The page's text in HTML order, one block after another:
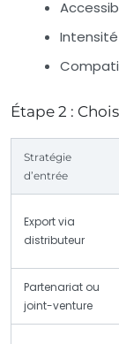
Étape 2 :
Stratégie
d’entrée
Export via
distributeur
Partenariat ou
joint-venture